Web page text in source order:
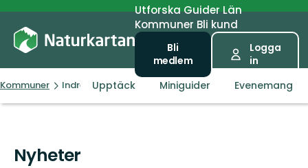
UtforskaGuiderLän
Kommuner Bli kund
Bli
medlem
Logga
in
Kommuner Indre Østfold
Upptäck Miniguider Evenemang
Nyheter